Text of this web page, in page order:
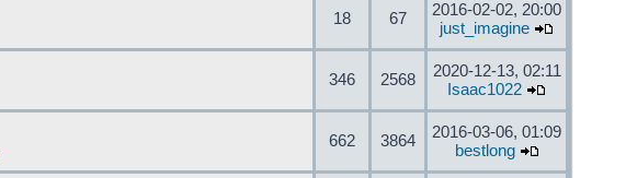
18 67
2016-02-02, 20:00
just_imagine
346 2568
2020-12-13, 02:11
Isaac1022
662 3864
2016-03-06, 01:09
bestlong